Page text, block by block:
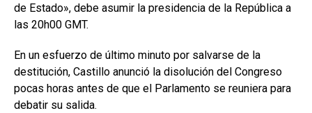
de Estado», debe asumir la presidencia de la República a
las 20h00 GMT.
En un esfuerzo de último minuto por salvarse de la
destitución, Castillo anunció la disolución del Congreso
pocas horas antes de que el Parlamento se reuniera para
debatir su salida.